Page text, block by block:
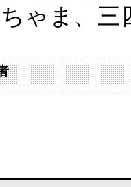
ゃま、三